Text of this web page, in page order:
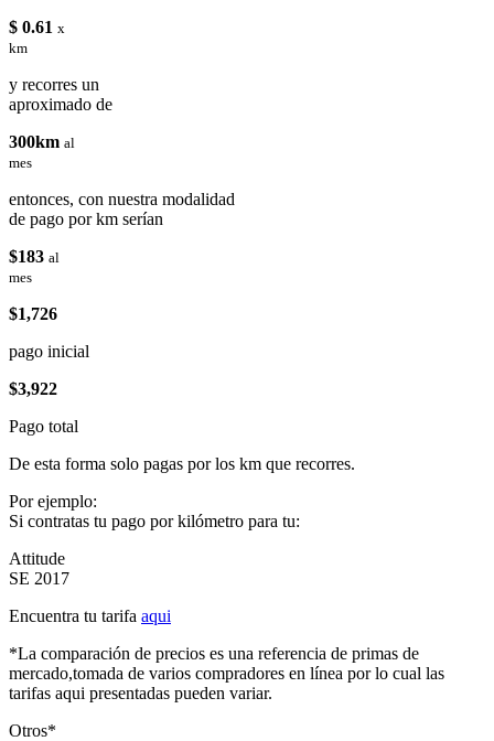
$ 0.61 x
km
y recorres un
aproximado de
300km al
mes
entonces, con nuestra modalidad
de pago por km serían
$183 al
mes
$1,726
pago inicial
$3,922
Pago total
De esta forma solo pagas por los km que recorres.
Por ejemplo:
Si contratas tu pago por kilómetro para tu:
Attitude
SE 2017
Encuentra tu tarifa aqui
*La comparación de precios es una referencia de primas de
mercado,tomada de varios compradores en línea por lo cual las
tarifas aqui presentadas pueden variar.
Otros*